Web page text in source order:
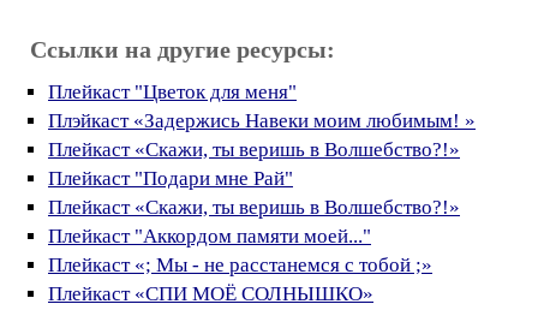
Ссылки на другие ресурсы:
Плейкаст "Цветок для меня"
Плэйкаст «Задержись Навеки моим любимым! »
Плейкаст «Скажи, ты веришь в Волшебство?!»
Плейкаст "Подари мне Рай"
Плейкаст «Скажи, ты веришь в Волшебство?!»
Плейкаст "Аккордом памяти моей..."
Плейкаст «; Мы - не расстанемся с тобой ;»
Плейкаст «СПИ МОЁ СОЛНЫШКО»